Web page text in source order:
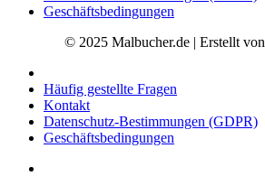
Geschäftsbedingungen
© 2025 Malbucher.de | Erstellt von
Häufig gestellte Fragen
Kontakt
Datenschutz-Bestimmungen (GDPR)
Geschäftsbedingungen